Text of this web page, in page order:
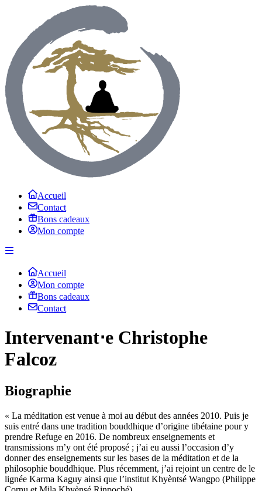
Accueil
Contact
Bons cadeaux
Mon compte
Accueil
Mon compte
Bons cadeaux
Contact
Intervenant⋅e Christophe
Falcoz
Biographie
« La méditation est venue à moi au début des années 2010. Puis je
suis entré dans une tradition bouddhique d’origine tibétaine pour y
prendre Refuge en 2016. De nombreux enseignements et
transmissions m’y ont été proposé ; j’ai eu aussi l’occasion d’y
donner des enseignements sur les bases de la méditation et de la
philosophie bouddhique. Plus récemment, j’ai rejoint un centre de le
lignée Karma Kaguy ainsi que l’institut Khyèntsé Wangpo (Philippe